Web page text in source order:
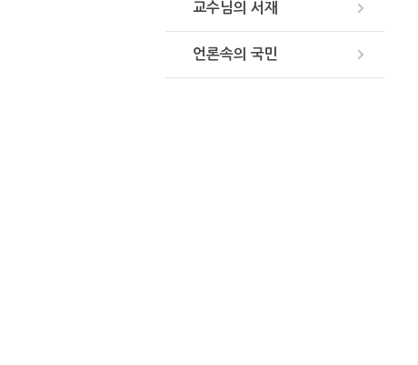
교수님의 서재
언론속의 국민